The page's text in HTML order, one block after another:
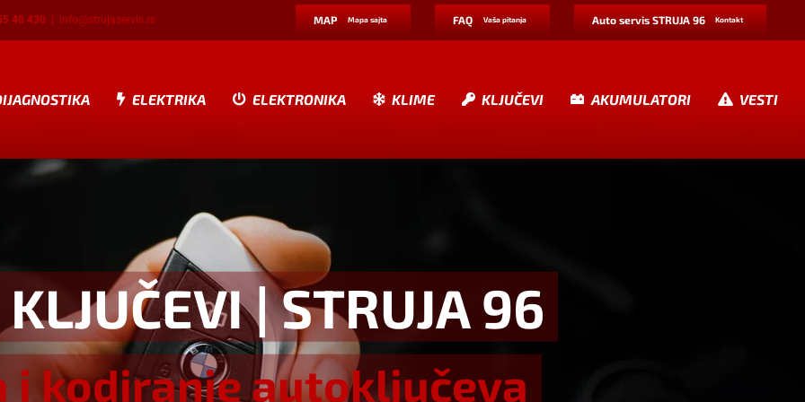
40 430 info@strujaservis.rs MAP Mapa sajta FAQ Vaša pitanja Auto servis STRUJA 96 Kontakt
ELEKTRIKA ELEKTRONIKA KLIME KLJUČEVI AKUMULATORI VESTI
| STRUJA 96
i kodiranje autoključeva